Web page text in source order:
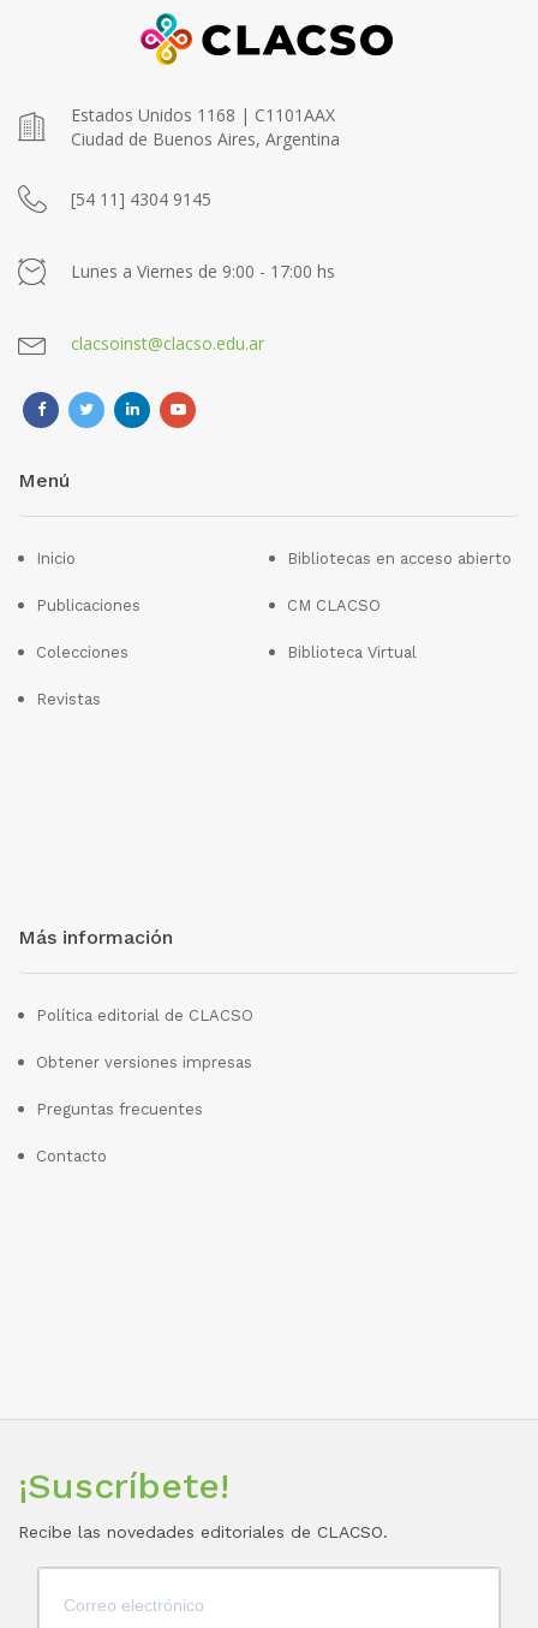
Estados Unidos 1168 | C1101AAX
Ciudad de Buenos Aires, Argentina
[54 11] 4304 9145
Lunes a Viernes de 9:00 - 17:00 hs
clacsoinst@clacso.edu.ar
Menú
Inicio
Publicaciones
Colecciones
Revistas
Bibliotecas en acceso abierto
CM CLACSO
Biblioteca Virtual
Más información
Política editorial de CLACSO
Obtener versiones impresas
Preguntas frecuentes
Contacto
¡Suscríbete!
Recibe las novedades editoriales de CLACSO.